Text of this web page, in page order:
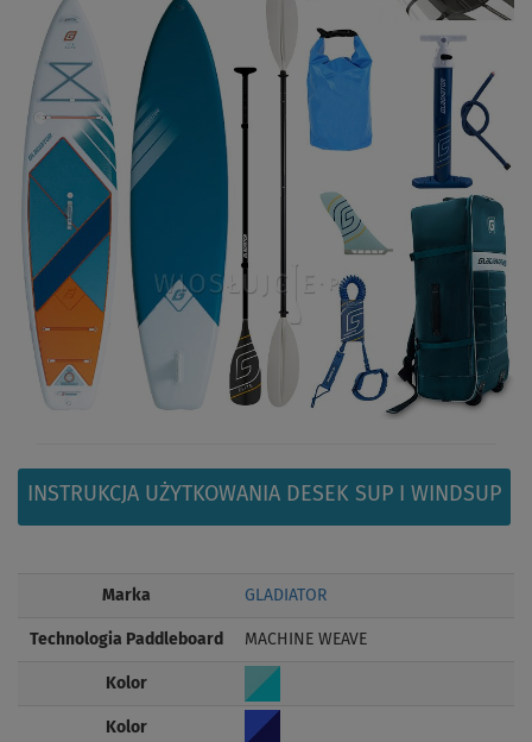
INSTRUKCJA UŻYTKOWANIA DESEK SUP I WINDSUP
Marka GLADIATOR
Technologia Paddleboard MACHINE WEAVE
Kolor
Kolor